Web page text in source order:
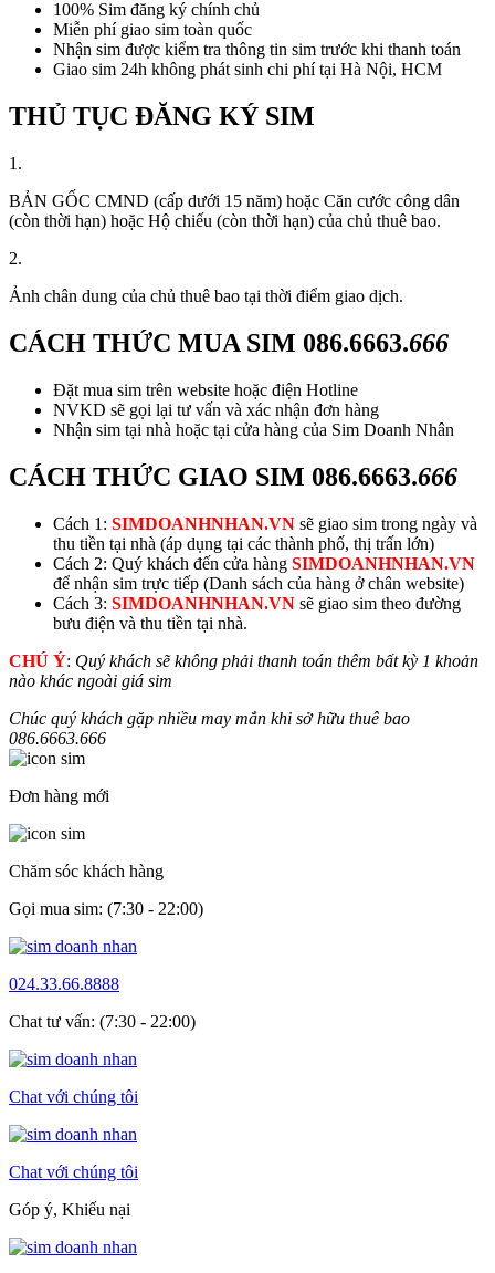
100% Sim đăng ký chính chủ
Miễn phí giao sim toàn quốc
Nhận sim được kiểm tra thông tin sim trước khi thanh toán
Giao sim 24h không phát sinh chi phí tại Hà Nội, HCM
THỦ TỤC ĐĂNG KÝ SIM
1.
BẢN GỐC CMND (cấp dưới 15 năm) hoặc Căn cước công dân
(còn thời hạn) hoặc Hộ chiếu (còn thời hạn) của chủ thuê bao.
2.
Ảnh chân dung của chủ thuê bao tại thời điểm giao dịch.
CÁCH THỨC MUA SIM 086.6663.666
Đặt mua sim trên website hoặc điện Hotline
NVKD sẽ gọi lại tư vấn và xác nhận đơn hàng
Nhận sim tại nhà hoặc tại cửa hàng của Sim Doanh Nhân
CÁCH THỨC GIAO SIM 086.6663.666
Cách 1: SIMDOANHNHAN.VN sẽ giao sim trong ngày và
thu tiền tại nhà (áp dụng tại các thành phố, thị trấn lớn)
Cách 2: Quý khách đến cửa hàng SIMDOANHNHAN.VN
để nhận sim trực tiếp (Danh sách của hàng ở chân website)
Cách 3: SIMDOANHNHAN.VN sẽ giao sim theo đường
bưu điện và thu tiền tại nhà.
CHÚ Ý: Quý khách sẽ không phải thanh toán thêm bất kỳ 1 khoản
nào khác ngoài giá sim
Chúc quý khách gặp nhiều may mắn khi sở hữu thuê bao
086.6663.666
Đơn hàng mới
Chăm sóc khách hàng
Gọi mua sim: (7:30 - 22:00)
024.33.66.8888
Chat tư vấn: (7:30 - 22:00)
Chat với chúng tôi
Chat với chúng tôi
Góp ý, Khiếu nại